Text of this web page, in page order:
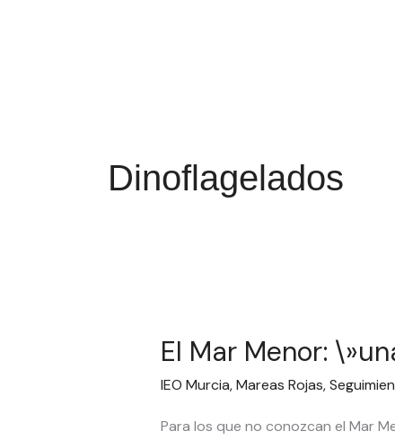
Dinoflagelados
El Mar Menor:
IEO Murcia,Mareas Rojas,
Para los que no conozcan el Mar
El
\»una